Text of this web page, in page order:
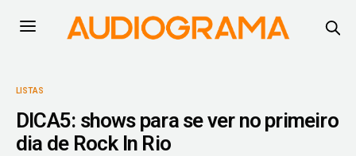
LISTAS
DICA5: shows para se ver no primeiro
dia de Rock In Rio